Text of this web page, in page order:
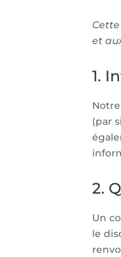
et
1.
(par
2.
Un
le